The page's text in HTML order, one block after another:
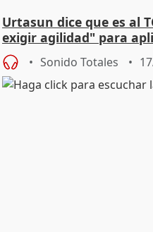
Urtasun dice que es al
exigir agilidad" para
Sonido Totales